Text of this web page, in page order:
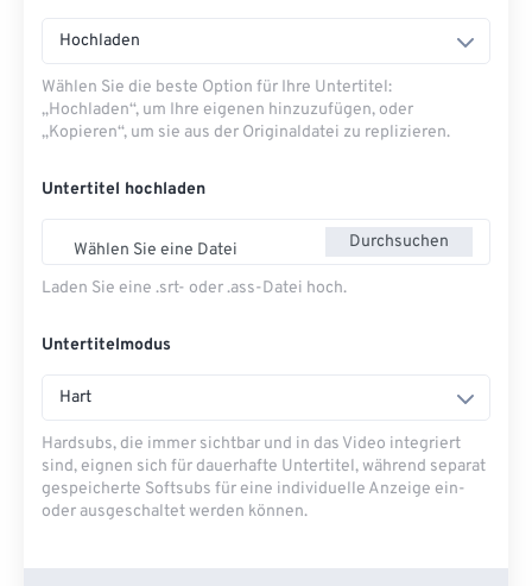
Hochladen
Wählen Sie die beste Option für Ihre Untertitel:
„Hochladen“, um Ihre eigenen hinzuzufügen, oder
„Kopieren“, um sie aus der Originaldatei zu replizieren.
Untertitel hochladen
Wählen Sie eine Datei Durchsuchen
Laden Sie eine .srt- oder .ass-Datei hoch.
Untertitelmodus
Hart
Hardsubs, die immer sichtbar und in das Video integriert
sind, eignen sich für dauerhafte Untertitel, während separat
gespeicherte Softsubs für eine individuelle Anzeige ein-
oder ausgeschaltet werden können.